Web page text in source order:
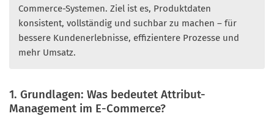
Commerce-Systemen. Ziel ist es, Produktdaten
konsistent, vollständig und suchbar zu machen – für
bessere Kundenerlebnisse, effizientere Prozesse und
mehr Umsatz.
1. Grundlagen: Was bedeutet Attribut-
Management im E-Commerce?